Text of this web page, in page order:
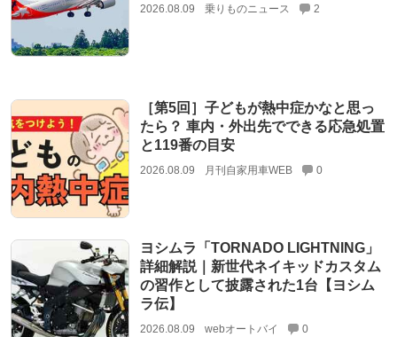
2026.08.09 乗りものニュース 2
［第5回］子どもが熱中症かなと思っ
たら？ 車内・外出先でできる応急処置
と119番の目安
2026.08.09 月刊自家用車WEB 0
ヨシムラ「TORNADO LIGHTNING」
詳細解説｜新世代ネイキッドカスタム
の習作として披露された1台【ヨシム
ラ伝】
2026.08.09 webオートバイ 0